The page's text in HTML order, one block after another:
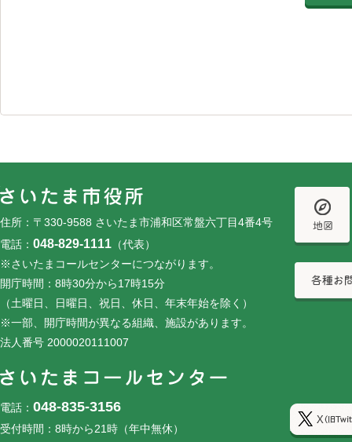
住所：〒330-9588 さいたま市浦和区常盤六丁目4番4号
電話： 048-829-1111 （代表）
※さいたまコールセンターにつながります。
開庁時間：8時30分から17時15分
（土曜日、日曜日、祝日、休日、年末年始を除く）
※一部、開庁時間が異なる組織、施設があります。
法人番号 2000020111007
電話： 048-835-3156
受付時間：8時から21時（年中無休）